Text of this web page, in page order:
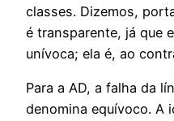
classes. Dizemos,
é transparente, já que
unívoca; ela é, ao
Para a AD, a falha da
denomina equívoco. A